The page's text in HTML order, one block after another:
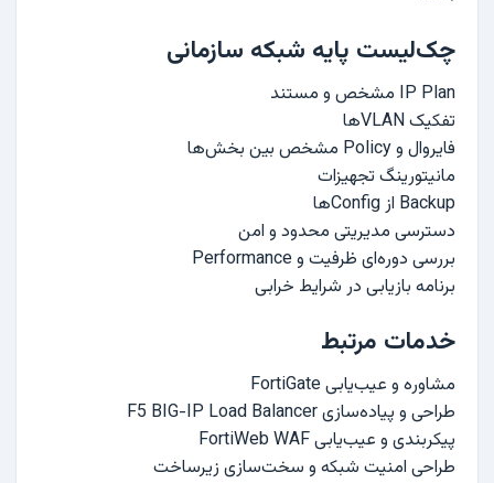
چک‌لیست پایه شبکه سازمانی
IP Plan مشخص و مستند
تفکیک VLANها
فایروال و Policy مشخص بین بخش‌ها
مانیتورینگ تجهیزات
Backup از Configها
دسترسی مدیریتی محدود و امن
بررسی دوره‌ای ظرفیت و Performance
برنامه بازیابی در شرایط خرابی
خدمات مرتبط
مشاوره و عیب‌یابی FortiGate
طراحی و پیاده‌سازی F5 BIG-IP Load Balancer
پیکربندی و عیب‌یابی FortiWeb WAF
طراحی امنیت شبکه و سخت‌سازی زیرساخت